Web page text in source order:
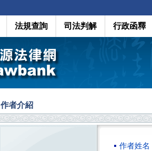
法規查詢 司法判解 行政函釋
作者介紹
作者姓名